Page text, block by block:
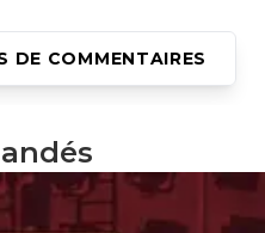
DE COMMENTAIRES